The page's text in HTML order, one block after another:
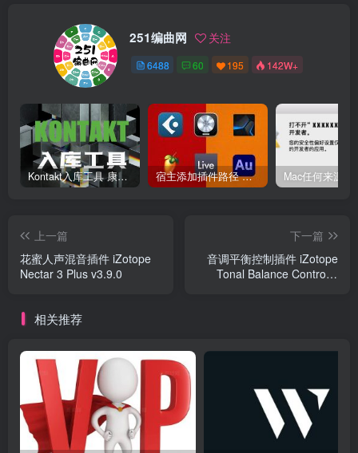
251编曲网 关注
6488 60 195 142W+
Kontakt入库工具 康泰克入库教程 宿主添加插件路径 插件路径设置 VSTPlugins路径
上一篇
花蜜人声混音插件 iZotope
Nectar 3 Plus v3.9.0
下一篇
音调平衡控制插件 iZotope
Tonal Balance Control 2
相关推荐